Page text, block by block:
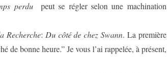
perdupeut se régler selon une machination
Recherche: Du côté de chez Swann. La première
de bonne heure.” Je vous l’ai rappelée, à présent,